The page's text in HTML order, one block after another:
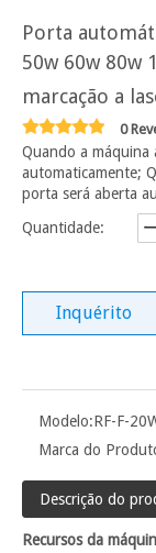
Porta
50w 60w 80w
marcação a
0
Quando a máquina
automaticamente;
porta será aberta
Quantidade:
Inquérito
Modelo:RF-F-
Marca do
Descrição do
Recursos da